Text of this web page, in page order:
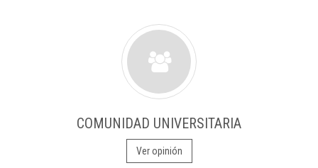
COMUNIDAD UNIVERSITARIA
Ver opinión